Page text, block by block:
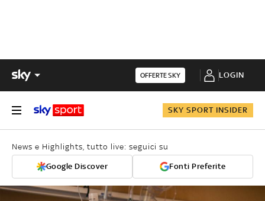
OFFERTE SKY LOGIN
SKY SPORT INSIDER
News e Highlights, tutto live: seguici su
Google Discover Fonti Preferite